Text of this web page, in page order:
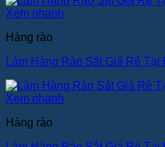
Xem nhanh
Hàng rào
Làm Hàng Rào Sắt Giá Rẻ
Xem nhanh
Hàng rào